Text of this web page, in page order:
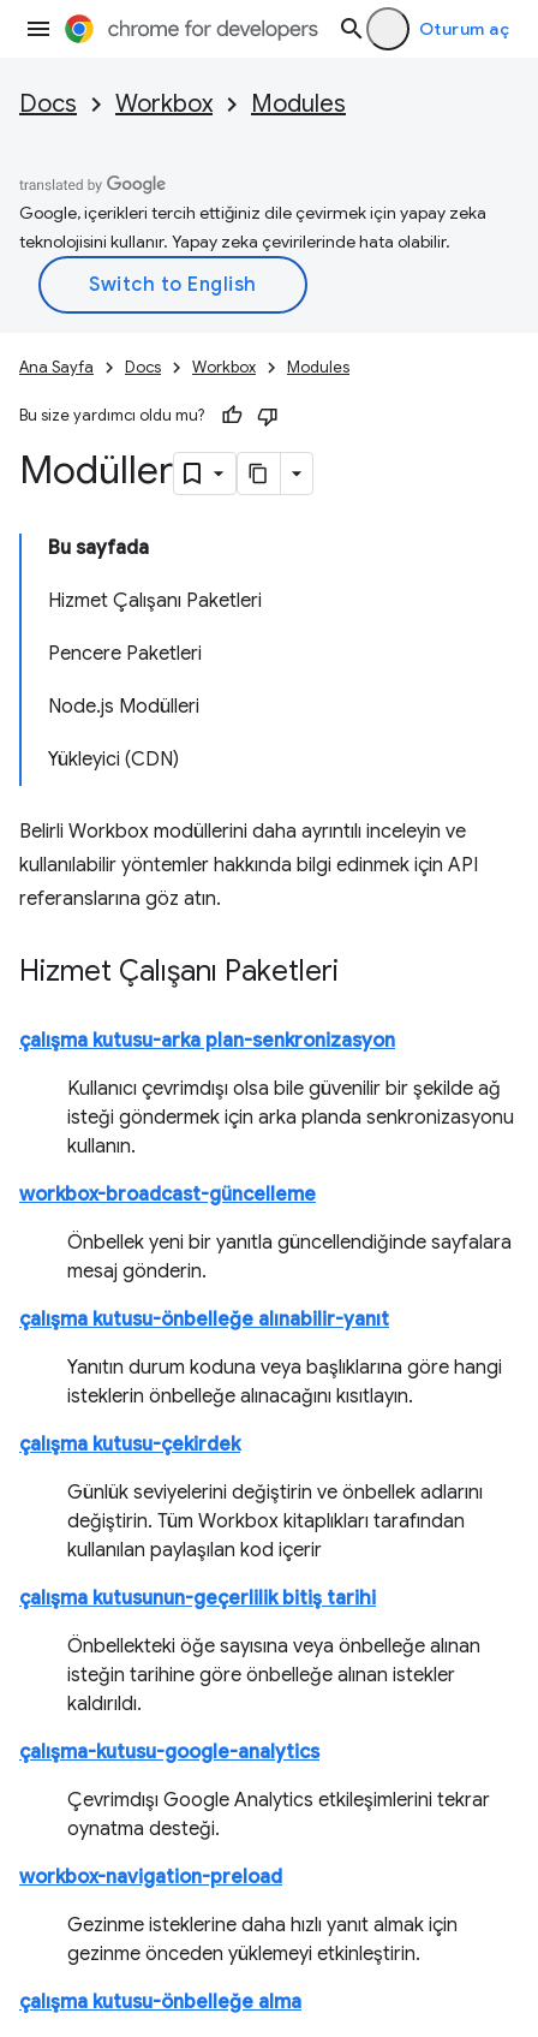
Oturum aç
Docs Workbox Modules
Google, içerikleri tercih ettiğiniz dile çevirmek için yapay zeka
teknolojisini kullanır. Yapay zeka çevirilerinde hata olabilir.
Ana Sayfa Docs Workbox Modules
Bu size yardımcı oldu mu?
Modüller
Bu sayfada
Hizmet Çalışanı Paketleri
Pencere Paketleri
Node.js Modülleri
Yükleyici (CDN)
Belirli Workbox modüllerini daha ayrıntılı inceleyin ve
kullanılabilir yöntemler hakkında bilgi edinmek için API
referanslarına göz atın.
Hizmet Çalışanı Paketleri
çalışma kutusu-arka plan-senkronizasyon
Kullanıcı çevrimdışı olsa bile güvenilir bir şekilde ağ
isteği göndermek için arka planda senkronizasyonu
kullanın.
workbox-broadcast-güncelleme
Önbellek yeni bir yanıtla güncellendiğinde sayfalara
mesaj gönderin.
çalışma kutusu-önbelleğe alınabilir-yanıt
Yanıtın durum koduna veya başlıklarına göre hangi
isteklerin önbelleğe alınacağını kısıtlayın.
çalışma kutusu-çekirdek
Günlük seviyelerini değiştirin ve önbellek adlarını
değiştirin. Tüm Workbox kitaplıkları tarafından
kullanılan paylaşılan kod içerir
çalışma kutusunun-geçerlilik bitiş tarihi
Önbellekteki öğe sayısına veya önbelleğe alınan
isteğin tarihine göre önbelleğe alınan istekler
kaldırıldı.
çalışma-kutusu-google-analytics
Çevrimdışı Google Analytics etkileşimlerini tekrar
oynatma desteği.
workbox-navigation-preload
Gezinme isteklerine daha hızlı yanıt almak için
gezinme önceden yüklemeyi etkinleştirin.
çalışma kutusu-önbelleğe alma